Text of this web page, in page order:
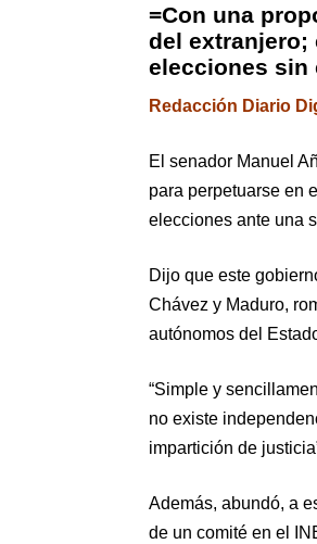
=Con una
del extranjero;
elecciones sin
Redacción Diario
El senador Manuel
para perpetuarse en
elecciones ante una
Dijo que este
Chávez y Maduro,
autónomos del
“Simple y
no existe
impartición de
Además, abundó, a
de un comité en el